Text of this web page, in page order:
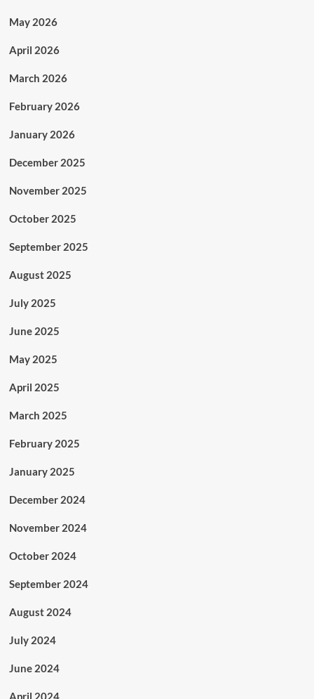
May 2026
April 2026
March 2026
February 2026
January 2026
December 2025
November 2025
October 2025
September 2025
August 2025
July 2025
June 2025
May 2025
April 2025
March 2025
February 2025
January 2025
December 2024
November 2024
October 2024
September 2024
August 2024
July 2024
June 2024
April 2024